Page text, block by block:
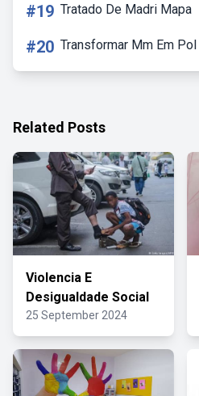
#19 Tratado De Madri Mapa
#20 Transformar Mm Em Pol
Related Posts
Violencia E
Desigualdade Social
25 September 2024